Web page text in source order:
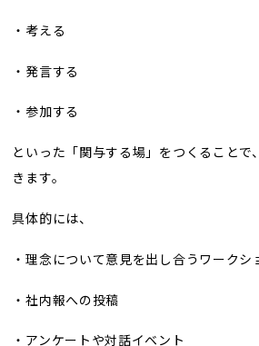
・考える
・発言する
・参加する
といった「関与する場」をつくることで
きます。
具体的には、
・理念について意見を出し合うワークシ
・社内報への投稿
・アンケートや対話イベント